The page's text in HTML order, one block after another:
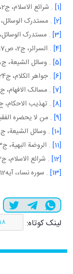
[1] . شرائع الاسلام، ج2، ص60.
[2]
. مستدرک الوسائل، ج13،
[3]
. مستدرک الوسائل،
[4]
. السرائر، ج2، ص317.
[5]
. وسائل الشيعة، ج18، ص309.
[6]
. جواهر الکلام، ج24، ص337.
[7]
. مسالک الافهام، ج3، ص431.
[8]
. تهذيب الاحکام، ج7،
[9]
. من لا يحضره الفقيه،
[10]
. وسائل الشيعة، ج18، ص309.
[11]
. الروضة البهية، ج3، ص447 ـ 511.
[12]
. شرائع الاسلام، ج2، ص60.
[13]
. سوره نساء، آيه12.
لینک کوتاه: